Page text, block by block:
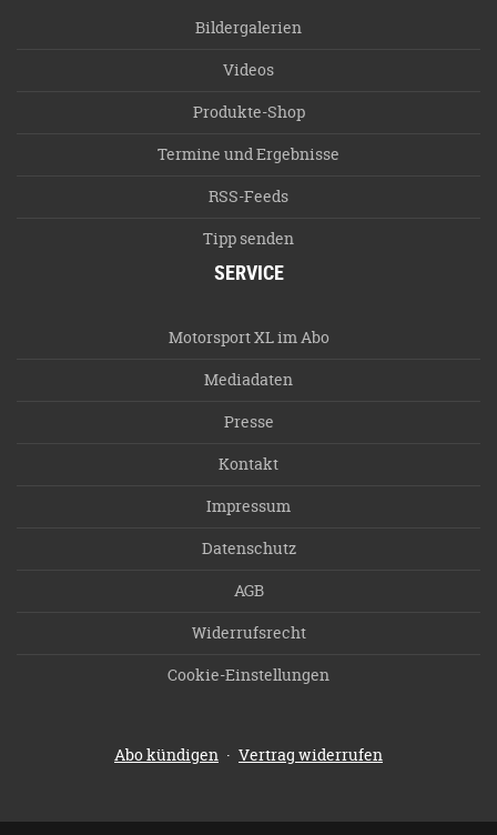
Bildergalerien
Videos
Produkte-Shop
Termine und Ergebnisse
RSS-Feeds
Tipp senden
SERVICE
Motorsport XL im Abo
Mediadaten
Presse
Kontakt
Impressum
Datenschutz
AGB
Widerrufsrecht
Cookie-Einstellungen
Abo kündigen · Vertrag widerrufen